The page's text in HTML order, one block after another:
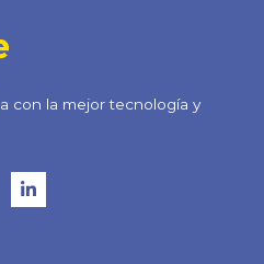
con la mejor tecnología y